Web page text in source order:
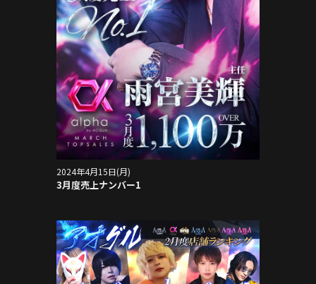
2024年4月15日(月)
3月度売上ナンバー1